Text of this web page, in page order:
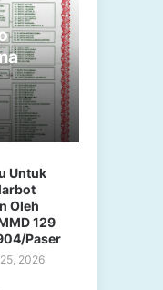
Untuk
Oleh
129
Paser
2026